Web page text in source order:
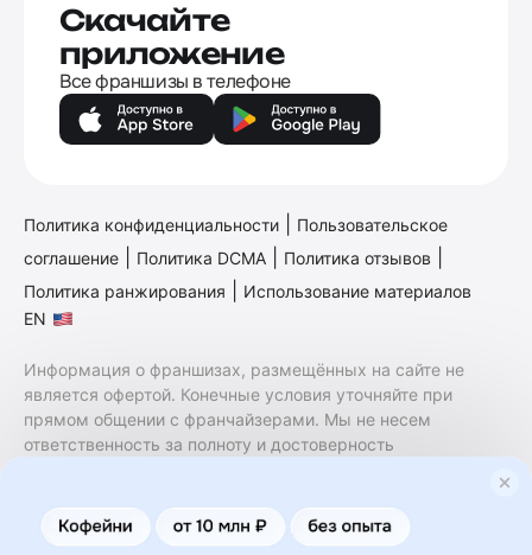
Скачайте
приложение
Все франшизы в телефоне
Политика конфиденциальности
Пользовательское
соглашение
Политика DCMA Политика отзывов
Политика ранжирования
Использование материалов
EN
Информация о франшизах, размещённых на сайте не
является офертой. Конечные условия уточняйте при
прямом общении с франчайзерами. Мы не несем
ответственность за полноту и достоверность
финансовые услуги. Заключение договоров
коммерческой концессии (франчайзинга) осуществляется